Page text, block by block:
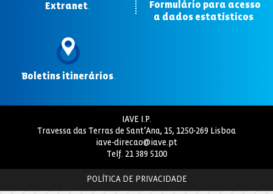
Extranet.
Formulário para acesso
a dados estatísticos
Boletins itinerários.
IAVE I.P.
Travessa das Terras de Sant’Ana, 15, 1250-269 Lisboa
iave-direcao@iave.pt
Telf. 21 389 5100
POLÍTICA DE PRIVACIDADE